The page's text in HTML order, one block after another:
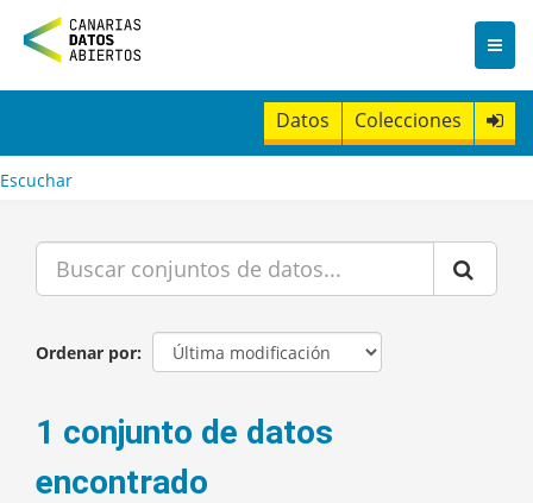
n
t
Datos Colecciones
Escuchar
Ordenar por
1 conjunto de datos
encontrado